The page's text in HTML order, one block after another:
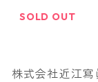
SOLD OUT
株式会社近江